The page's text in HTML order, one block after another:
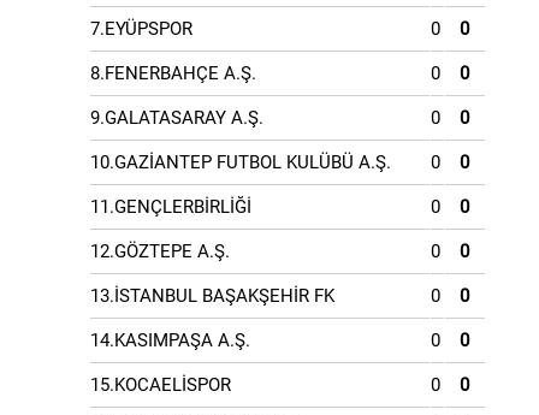
7.EYÜPSPOR 0 0
8.FENERBAHÇE A.Ş. 0 0
9.GALATASARAY A.Ş. 0 0
10.GAZİANTEP FUTBOL KULÜBÜ A.Ş. 0 0
11.GENÇLERBİRLİĞİ 0 0
12.GÖZTEPE A.Ş. 0 0
13.İSTANBUL BAŞAKŞEHİR FK 0 0
14.KASIMPAŞA A.Ş. 0 0
15.KOCAELİSPOR 0 0